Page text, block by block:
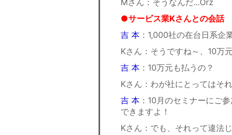
Mさん：そうなんだ...Orz
●サービス業Kさんとの会話
吉 本 ：1,000社の在台日系企
Kさん：そうですね～、10万
吉 本 ：10万元も払うの？
Kさん：わが社にとってはそ
吉 本 ：10月のセミナーにご
できますよ！
Kさん：でも、それって違法